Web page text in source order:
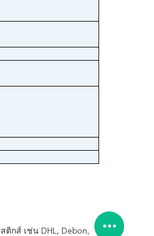
กส์ เช่น DHL, Debon,